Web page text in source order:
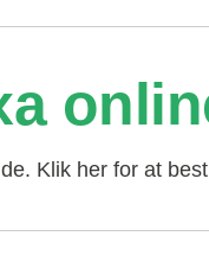
Klik her for at